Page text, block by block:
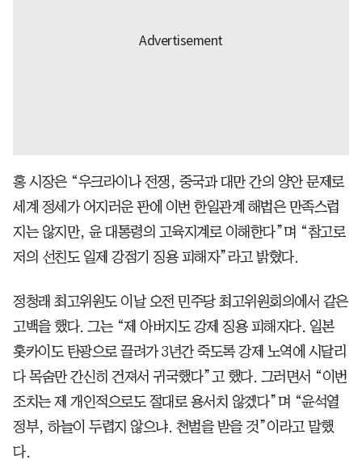
홍 시장은 “우크라이나 전쟁, 중국과 대만 간의 양안 문제로
세계 정세가 어지러운 판에 이번 한일관계 해법은 만족스럽
지는 않지만, 윤 대통령의 고육지계로 이해한다”며 “참고로
저의 선친도 일제 강점기 징용 피해자”라고 밝혔다.
정청래 최고위원도 이날 오전 민주당 최고위원회의에서 같은
고백을 했다. 그는 “제 아버지도 강제 징용 피해자다. 일본
홋카이도 탄광으로 끌려가 3년간 죽도록 강제 노역에 시달리
다 목숨만 간신히 건져서 귀국했다”고 했다. 그러면서 “이번
조치는 제 개인적으로도 절대로 용서치 않겠다”며 “윤석열
정부, 하늘이 두렵지 않으냐. 천벌을 받을 것”이라고 말했
다.